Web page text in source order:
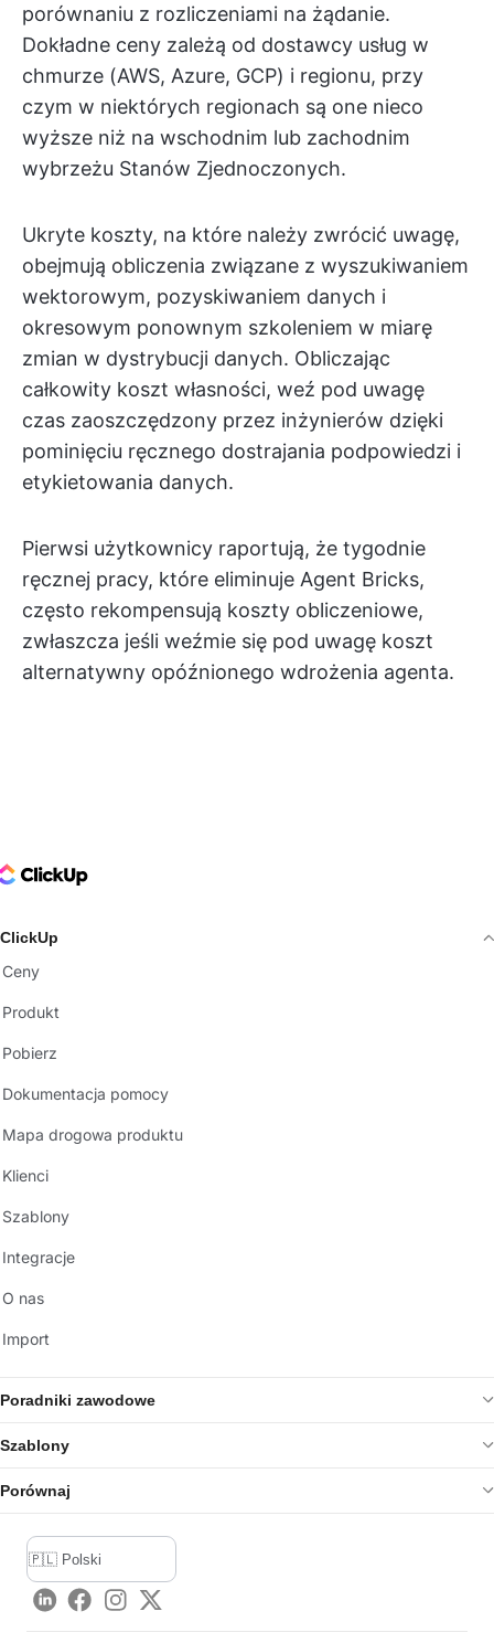
porównaniu z rozliczeniami na żądanie.
Dokładne ceny zależą od dostawcy usług w
chmurze (AWS, Azure, GCP) i regionu, przy
czym w niektórych regionach są one nieco
wyższe niż na wschodnim lub zachodnim
wybrzeżu Stanów Zjednoczonych.
Ukryte koszty, na które należy zwrócić uwagę,
obejmują obliczenia związane z wyszukiwaniem
wektorowym, pozyskiwaniem danych i
okresowym ponownym szkoleniem w miarę
zmian w dystrybucji danych. Obliczając
całkowity koszt własności, weź pod uwagę
czas zaoszczędzony przez inżynierów dzięki
pominięciu ręcznego dostrajania podpowiedzi i
etykietowania danych.
Pierwsi użytkownicy raportują, że tygodnie
ręcznej pracy, które eliminuje Agent Bricks,
często rekompensują koszty obliczeniowe,
zwłaszcza jeśli weźmie się pod uwagę koszt
alternatywny opóźnionego wdrożenia agenta.
Logo
ClickUp
Ceny
Produkt
Pobierz
Dokumentacja pomocy
Mapa drogowa produktu
Klienci
Szablony
Integracje
O nas
Import
Poradniki zawodowe
Szablony
Porównaj
LinkedInFacebook
Instagram
Twitter